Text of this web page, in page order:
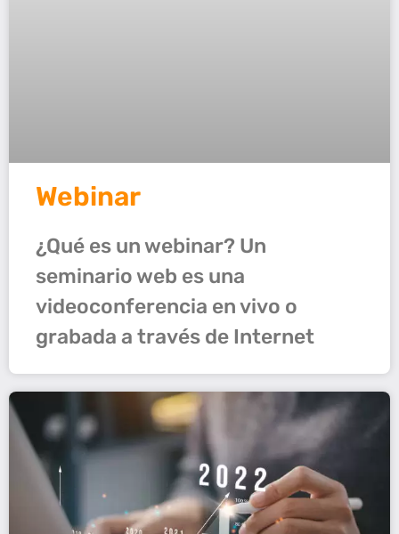
Webinar
¿Qué es un webinar? Un
seminario web es una
videoconferencia en vivo o
grabada a través de Internet